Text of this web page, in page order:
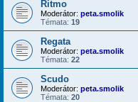
Ritmo
Moderátor: peta.smolik
Témata: 19
Regata
Moderátor: peta.smolik
Témata: 22
Scudo
Moderátor: peta.smolik
Témata: 20